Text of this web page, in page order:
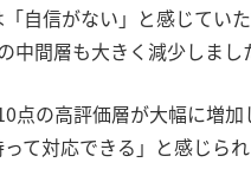
自信がない」と感じてい
中間層も大きく減少しまし
点の高評価層が大幅に増加
て対応できる」と感じら